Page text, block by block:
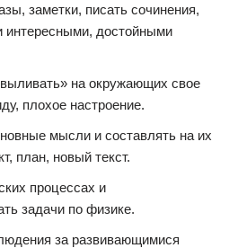
заметки, писать сочинения,
интересными, достойными
на окружающих свое
плохое настроение.
мысли и составлять на их
план, новый текст.
процессах и
задачи по физике.
за развивающимися